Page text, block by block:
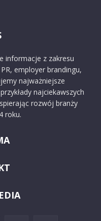
informacje z zakresu
employer brandingu,
najważniejsze
najciekawszych
rozwój branży
roku.